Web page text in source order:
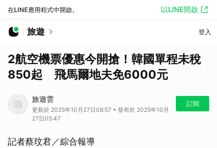
在LINE應用程式中開啟。 以LINE開啟
旅遊 登入
2航空機票優惠今開搶！韓國單程未稅
850起 飛馬爾地夫免6000元
旅遊雲
更新於 2025年10月27日08:57 • 發布於 2025年10月
27日05:47
訂閱
記者蔡玟君／綜合報導